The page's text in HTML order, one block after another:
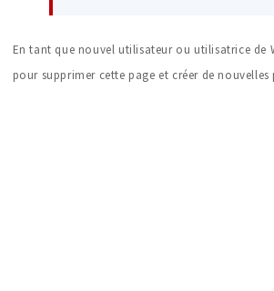
En tant que nouvel utilisateur ou utilisatrice de
pour supprimer cette page et créer de